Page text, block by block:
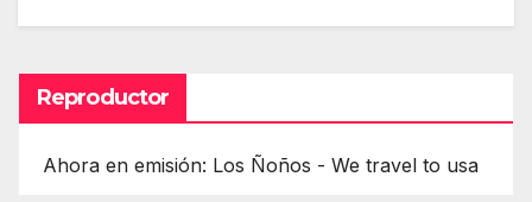
Reproductor
Ahora en emisión: Los Ñoños - We travel to usa